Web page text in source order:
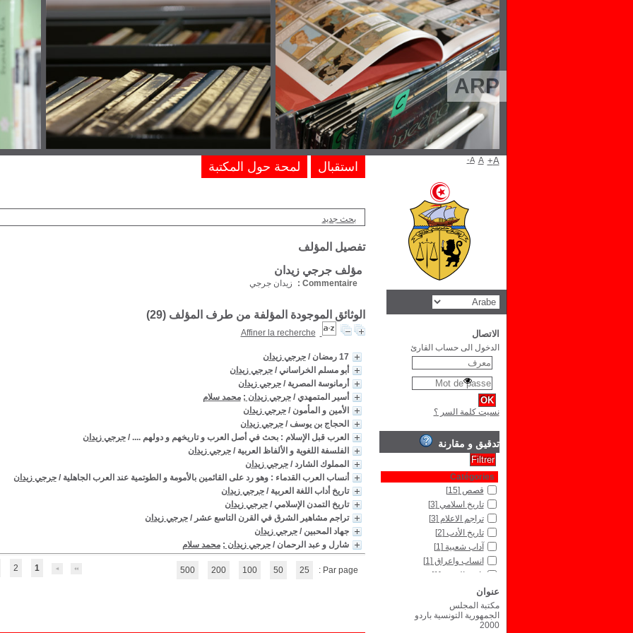
ARP
بحث جديد
تفصيل المؤلف
مؤلف جرجي زيدان
Commentaire : زيدان جرجي
الوثائق الموجودة المؤلفة من طرف المؤلف (29
)
Affiner la recherche
17 رمضان /جرجي زيدان
أبو مسلم الخراساني /جرجي زيدان
أرمانوسة المصرية /جرجي زيدان
أسير المتمهدي /جرجي زيدان ;محمد سلام
الأمين و المأمون /جرجي زيدان
الحجاج بن يوسف /جرجي زيدان
العرب قبل الإسلام : بحث في أصل العرب و تاريخهم و دولهم .... /جرجي زيدان
الفلسفة اللغوية و الألفاظ العربية /جرجي زيدان
المملوك الشارد /جرجي زيدان
أنساب العرب القدماء : وهو رد على القائمين بالأمومة و الطوتمية عند العرب الجاهلية /جرجي زيدان
تاريخ أداب اللغة العربية /جرجي زيدان
تاريخ التمدن الإسلامي /جرجي زيدان
تراجم مشاهير الشرق في القرن التاسع عشر /جرجي زيدان
جهاد المحبين /جرجي زيدان
شارل و عبد الرحمان /جرجي زيدان ;محمد سلام
1
2 Par page :
25
50
100
200
500
استقبال لمحة حول المكتبة A- A A+
الاتصال
الدخول الى حساب القارئ
نسيت كلمة السر ؟
تدقيق و مقارنة
Catégories
قصص [15]
تاريخ اسلامي [3]
تراجم الاعلام [3]
تاريخ الأدب [2]
آداب شعبية [1]
انساب واعراق [1]
تاريخ العرب[1]
تراجم وسير
لغة عربية
عنوان
مكتبة المجلس
الجمهورية التونسية باردو
2000